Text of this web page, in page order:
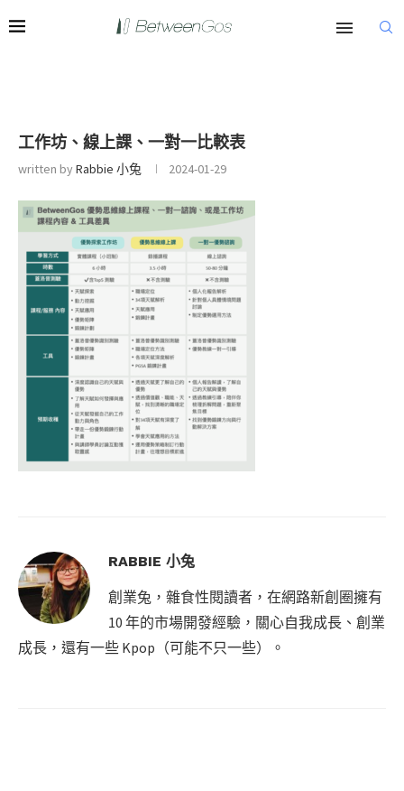
工作坊、線上課、一對一比較表
written byRabbie 小兔 2024-01-29
RABBIE 小兔
創業兔，雜食性閱讀者，在網路新創圈擁有
10 年的市場開發經驗，關心自我成長、創業
成長，還有一些 Kpop（可能不只一些）。